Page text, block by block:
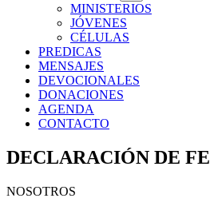
MINISTERIOS
JÓVENES
CÉLULAS
PREDICAS
MENSAJES
DEVOCIONALES
DONACIONES
AGENDA
CONTACTO
DECLARACIÓN DE FE
NOSOTROS